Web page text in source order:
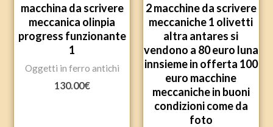
macchina da scrivere
meccanica olinpia
progress funzionante
1
Oggetti in ferro antichi
130.00€
2 macchine da scrivere
meccaniche 1 olivetti
altra antares si
vendono a 80 euro luna
innsieme in offerta 100
euro macchine
meccaniche in buoni
condizioni come da
foto